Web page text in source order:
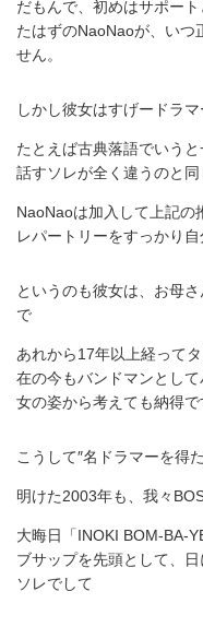
だもんで、初めはサポー
たはずのNaoNaoが、いつ
せん。
しかし彼女はすげードラマ
たとえば古典落語でいう
話すソレが全く違うのと同
NaoNaoは加入して上記の
レパートリーをすっかり
というのも彼女は、お母
で
あれから17年以上経って
在の今もバンドマンとし
女の姿から考えても納得で
こうして″名ドラマーを得
明けた2003年も、我々
大晦日「INOKI BOM-BA-
ブサップを先頭として、
ソレでして